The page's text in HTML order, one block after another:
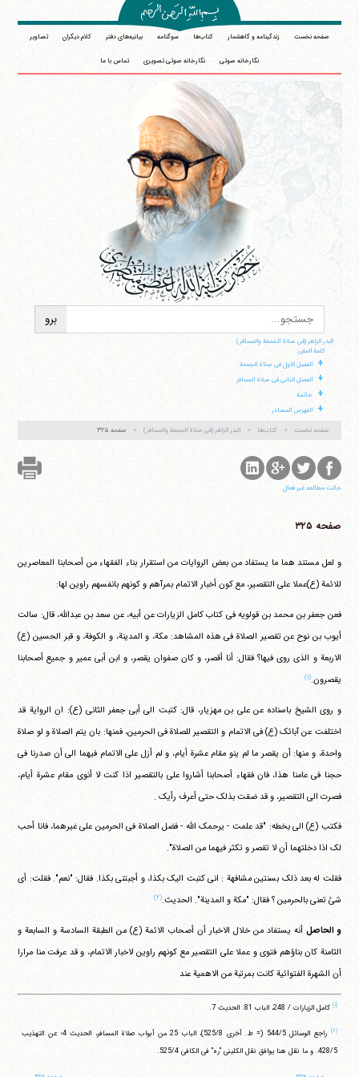
صفحه نخست زندگینامه و گاهشمار کتاب‌ها سوگنامه بیانیه‌های دفتر کلام دیگران تصاویر
نگارخانه صوتی نگارخانه صوتی تصویری تماس با ما
البدر الزاهر (فی صلاة الجمعة والمسافر)
کلمة المقرر:
+ الفصل الاول فی صلاة الجمعة
+ الفصل الثانی فی صلاة المسافر
+ خاتمة
+ الفهرس المصادر
صفحه نخست کتاب‌ها البدر الزاهر (فی صلاة الجمعة والمسافر) صفحه ۳۲۵
حالت مطالعه غیر فعال
صفحه ۳۲۵
و لعل مستند هما ما یستفاد من بعض الروایات من استقرار بناء الفقهاء من أصحابنا المعاصرین
للائمة (ع)عملا علی التقصیر، مع کون أخبار الاتمام بمرآهم و کونهم بانفسهم راوین لها:
فعن جعفر بن محمد بن قولویه فی کتاب کامل الزیارات عن أبیه، عن سعد بن عبدالله، قال: سالت
أیوب بن نوح عن تقصیر الصلاة فی هذه المشاهد: مکة، و المدینة، و الکوفة، و قبر الحسین (ع)
الاربعة و الذی روی فیها؟ فقال: أنا أقصر، و کان صفوان یقصر، و ابن أبی عمیر و جمیع أصحابنا
یقصرون.(۱)
و روی الشیخ باسناده عن علی بن مهزیار، قال: کتبت الی أبی جعفر الثانی (ع): ان الروایة قد
اختلفت عن آبائک (ع) فی الاتمام و التقصیر للصلاة فی الحرمین، فمنها: بان یتم الصلاة و لو صلاة
واحدة، و منها: أن یقصر ما لم ینو مقام عشرة أیام، و لم أزل علی الاتمام فیهما الی أن صدرنا فی
حجنا فی عامنا هذا، فان فقهاء أصحابنا أشاروا علی بالتقصیر اذا کنت لا أنوی مقام عشرة أیام،
فصرت الی التقصیر، و قد ضقت بذلک حتی أعرف رأیک .
فکتب (ع) الی بخطه: "قد علمت - یرحمک الله - فضل الصلاة فی الحرمین علی غیرهما، فانا أحب
لک اذا دخلتهما أن لا تقصر و تکثر فیهما من الصلاة".
فقلت له بعد ذلک بسنتین مشافهة : انی کتبت الیک بکذا، و أجبتنی بکذا. فقال: "نعم". فقلت: أی
شئ تعنی بالحرمین ؟ فقال: "مکة و المدینة". الحدیث.(۲)
و الحاصلأنه یستفاد من خلال الاخبار أن أصحاب الائمة (ع) من الطبقة السادسة و السابعة و
الثامنة کان بناؤهم فتوی و عملا علی التقصیر مع کونهم راوین لاخبار الاتمام، و قد عرفت منا مرارا
أن الشهرة الفتوائیة کانت بمرتبة من الاهمیة عند
(۱) کامل الزیارات / 248، الباب 81. الحدیث 7.
(۲)
راجع الوسائل ‏544/5 (= ط. أخری ‏525/8)، الباب 25 من أبواب صلاة المسافر، الحدیث 4؛ عن التهذیب
‏428/5. و ما نقل هنا یوافق نقل الکلینی "ره" فی الکافی ‏525/4.
ایران،
شماره ٨
فکس37740015-25-98+